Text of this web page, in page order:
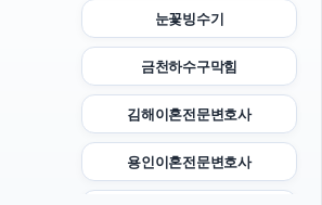
눈꽃빙수기
금천하수구막힘
김해이혼전문변호사
용인이혼전문변호사